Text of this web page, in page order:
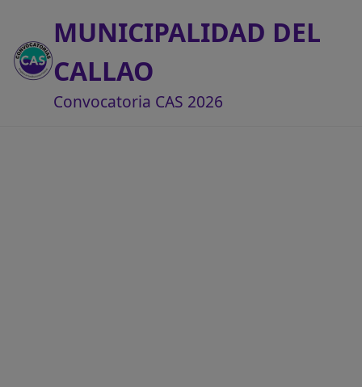
MUNICIPALIDAD DEL
CALLAO
Convocatoria CAS 2026